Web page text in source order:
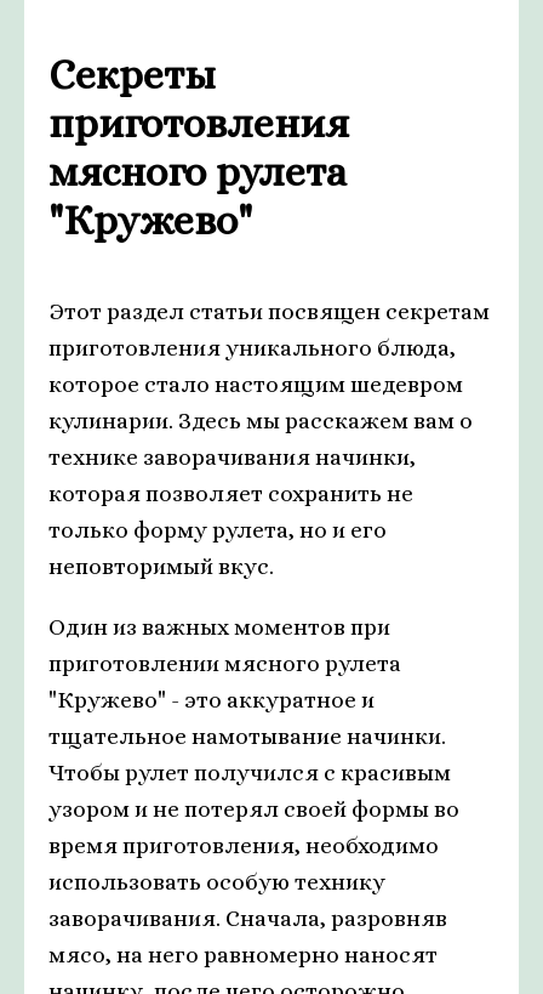
Секреты
приготовления
мясного рулета
"Кружево"
Этот раздел статьи посвящен секретам
приготовления уникального блюда,
которое стало настоящим шедевром
кулинарии. Здесь мы расскажем вам о
технике заворачивания начинки,
которая позволяет сохранить не
только форму рулета, но и его
неповторимый вкус.
Один из важных моментов при
приготовлении мясного рулета
"Кружево" - это аккуратное и
тщательное намотывание начинки.
Чтобы рулет получился с красивым
узором и не потерял своей формы во
время приготовления, необходимо
использовать особую технику
заворачивания. Сначала, разровняв
мясо, на него равномерно наносят